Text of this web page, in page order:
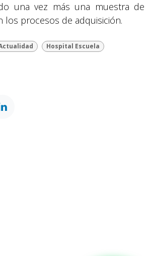
una vez más una muestra de
los procesos de adquisición.
Hospital Escuela